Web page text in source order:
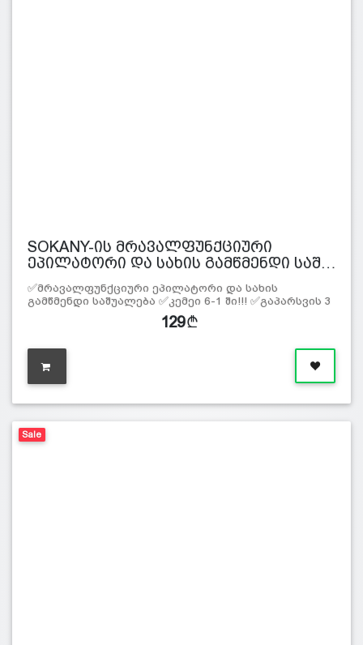
SOKANY-ის მრავალფუნქციური
ეპილატორი და სახის გამწმენდი საშ…
✅მრავალფუნქციური ეპილატორი და სახის
გამწმენდი საშუალება ✅კემეი 6-1 ში!!! ✅გაპარსვის 3
129
Sale